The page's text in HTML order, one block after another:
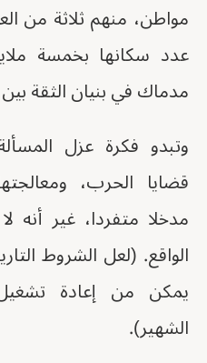
مواطن، منهم ثلاثة من
عدد سكانها بخمسة
مدماك في بنيان الثقة
وتبدو فكرة عزل
قضايا الحرب،
مدخلا متفردا، غير
الواقع. (لعل الشروط
يمكن من إعادة
الشهير).